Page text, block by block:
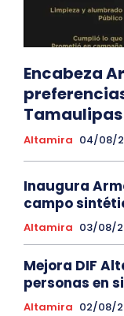
Encabeza
Tamaulipas
Altamira 04/08/
Inaugura
campo
Altamira 03/08/
Mejora DIF
personas en
Altamira 02/08/